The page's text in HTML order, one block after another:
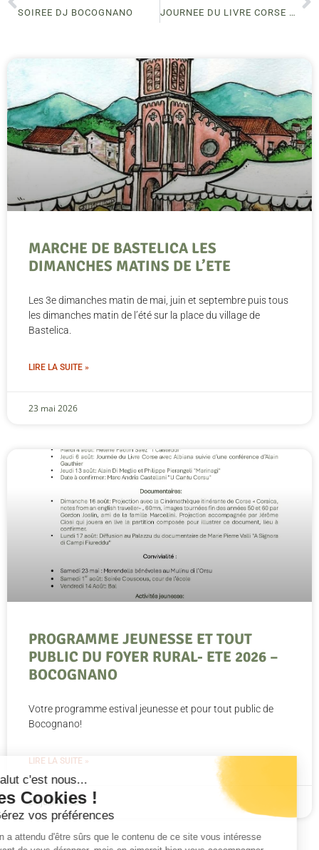
Salut c'est nous...
les Cookies !
Gérez vos préférences
On a attendu d'être sûrs que le contenu de ce site vous intéresse
SOIREE DJ BOCOGNANO JOURNEE DU LIVRE CORSE BOCOGNANO
MARCHE DE BASTELICA LES
DIMANCHES MATINS DE L’ETE
Les 3e dimanches matin de mai, juin et septembre puis tous
les dimanches matin de l’été sur la place du village de
Bastelica.
LIRE LA SUITE »
23 mai 2026
PROGRAMME JEUNESSE ET TOUT
PUBLIC DU FOYER RURAL- ETE 2026 –
BOCOGNANO
Votre programme estival jeunesse et pour tout public de
Bocognano!
LIRE LA SUITE »
24 juillet 2026